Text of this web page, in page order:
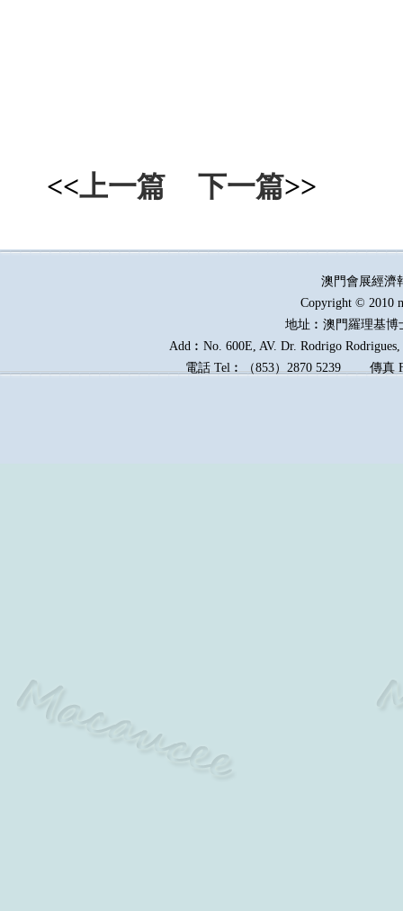
<<上一篇 下一篇>>
澳門會展經
Copyright © 2010
地址︰澳門羅理基博
Add︰No. 600E, AV. Dr. Rodrigo
電話 Tel︰（853）2870 5239傳真